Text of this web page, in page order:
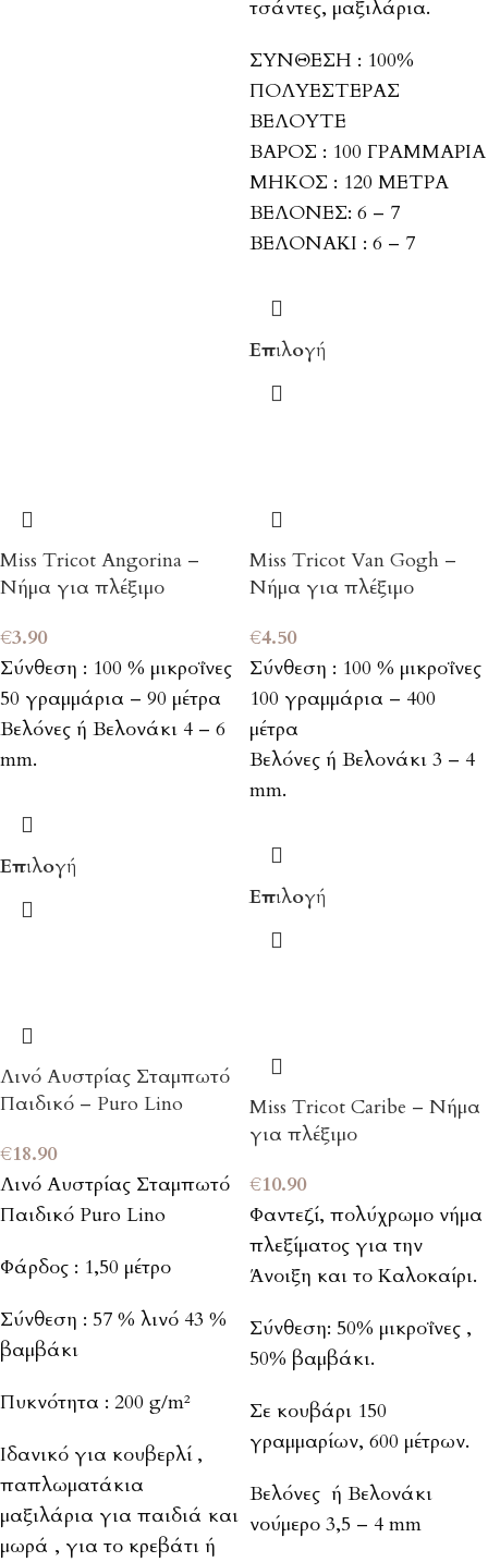
τσάντες, μαξιλάρια.
ΣΥΝΘΕΣΗ : 100%
ΠΟΛΥΕΣΤΕΡΑΣ
ΒΕΛΟΥΤΕ
ΒΑΡΟΣ : 100 ΓΡΑΜΜΑΡΙΑ
ΜΗΚΟΣ : 120 ΜΕΤΡΑ
ΒΕΛΟΝΕΣ: 6 – 7
ΒΕΛΟΝΑΚΙ : 6 – 7
Επιλογή
Miss Tricot Angorina –
Νήμα για πλέξιμο
€3.90
Σύνθεση : 100 % μικροΐνες
50 γραμμάρια – 90 μέτρα
Βελόνες ή Βελονάκι 4 – 6
mm.
Επιλογή
Miss Tricot Van Gogh –
Νήμα για πλέξιμο
€4.50
Σύνθεση : 100 % μικροΐνες
100 γραμμάρια – 400
μέτρα
Βελόνες ή Βελονάκι 3 – 4
mm.
Επιλογή
Λινό Αυστρίας Σταμπωτό
Παιδικό – Puro Lino
€18.90
Λινό Αυστρίας Σταμπωτό
Παιδικό Puro Lino
Φάρδος : 1,50 μέτρο
Σύνθεση : 57 % λινό 43 %
βαμβάκι
Πυκνότητα : 200 g/m²
Ιδανικό για κουβερλί ,
παπλωματάκια
μαξιλάρια για παιδιά και
μωρά , για το κρεβάτι ή
Miss Tricot Caribe – Νήμα
για πλέξιμο
€10.90
Φαντεζί, πολύχρωμο νήμα
πλεξίματος για την
Άνοιξη και το Καλοκαίρι.
Σύνθεση: 50% μικροΐνες ,
50% βαμβάκι.
Σε κουβάρι 150
γραμμαρίων, 600 μέτρων.
Βελόνες ή Βελονάκι
νούμερο 3,5 – 4 mm